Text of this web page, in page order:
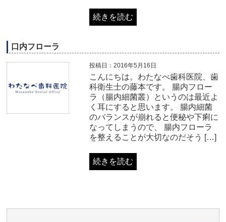
続きを読む
口内フローラ
投稿日：2016年5月16日
こんにちは。わたなべ歯科医院、歯
科衛生士の藤本です。 腸内フロー
ラ（腸内細菌叢）というのは最近よ
く耳にすると思います。 腸内細菌
のバランスが崩れると便秘や下痢に
なってしまうので、 腸内フローラ
を整えることが大切なのだそう […]
続きを読む